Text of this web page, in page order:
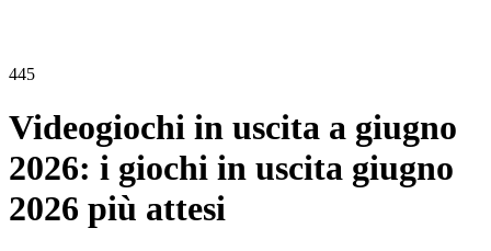
445
Videogiochi in uscita a giugno
2026: i giochi in uscita giugno
2026 più attesi